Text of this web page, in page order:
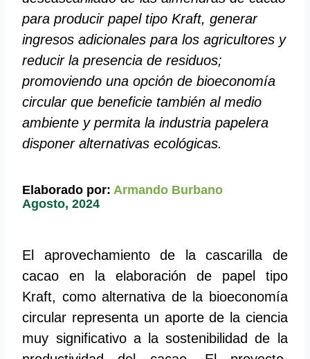
para producir papel tipo Kraft, generar
ingresos adicionales para los agricultores y
reducir la presencia de residuos;
promoviendo una opción de bioeconomía
circular que beneficie también al medio
ambiente y permita la industria papelera
disponer alternativas ecológicas.
Elaborado por: Armando Burbano
Agosto, 2024
El aprovechamiento de la cascarilla de
cacao en la elaboración de papel tipo
Kraft, como alternativa de la bioeconomía
circular representa un aporte de la ciencia
muy significativo a la sostenibilidad de la